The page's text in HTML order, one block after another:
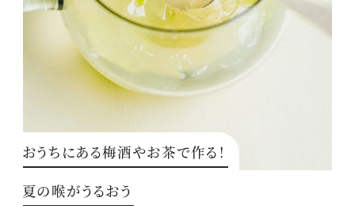
おうちにある梅酒やお茶で作る！
夏の喉がうるおう